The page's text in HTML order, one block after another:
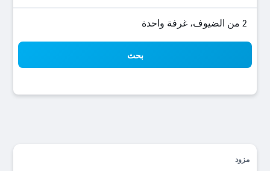
2 من الضيوف، غرفة واحدة
بحث
مزود